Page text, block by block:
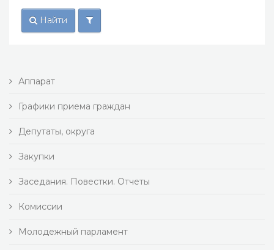
Найти
Аппарат
Графики приема граждан
Депутаты, округа
Закупки
Заседания. Повестки. Отчеты
Комиссии
Молодежный парламент